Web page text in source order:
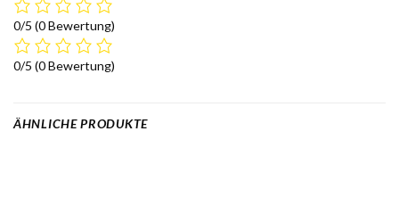
0/5 (0 Bewertung)
0/5 (0 Bewertung)
ÄHNLICHE PRODUKTE